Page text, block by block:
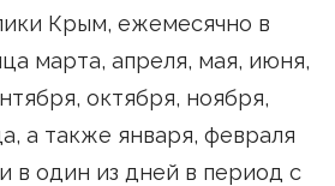
Крым, ежемесячно в
марта, апреля, мая, июня,
октября, ноября,
а также января, февраля
в один из дней в период с